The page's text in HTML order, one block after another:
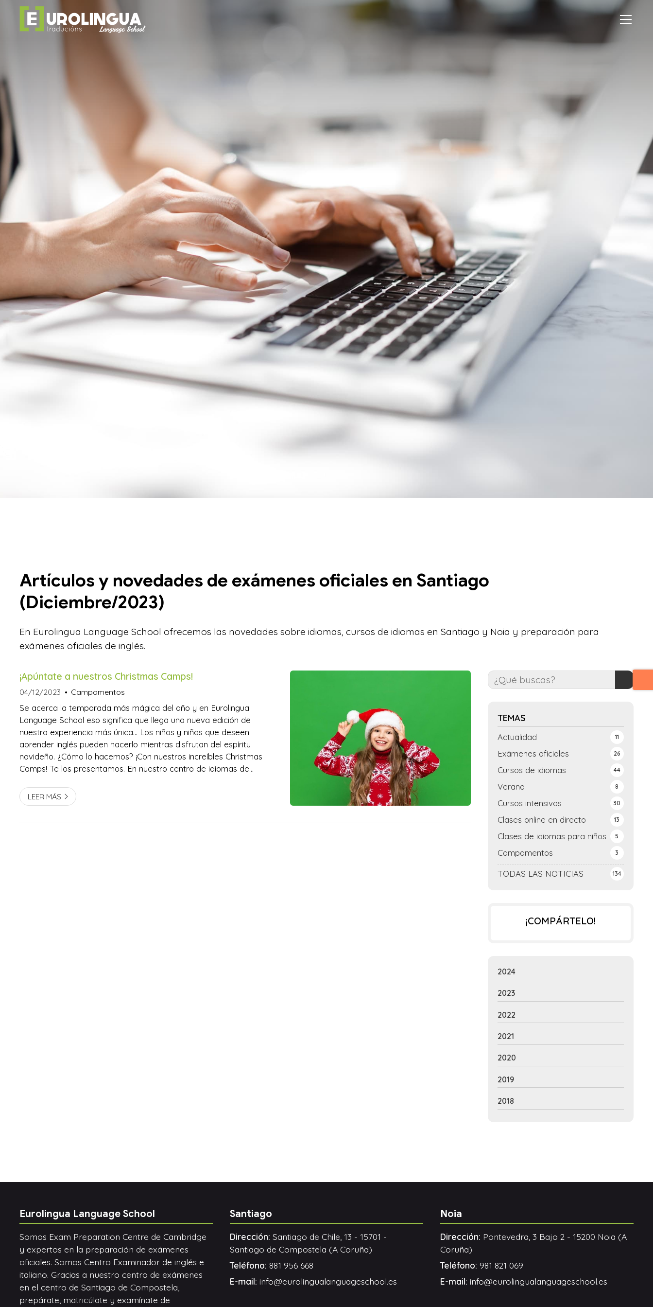
Artículos y novedades de exámenes oficiales en Santiago
(Diciembre/2023)
En Eurolingua Language School ofrecemos las novedades sobre idiomas, cursos de idiomas en Santiago y Noia y preparación para
exámenes oficiales de inglés.
TEMAS
TODAS LAS NOTICIAS 134
Actualidad 11
Exámenes oficiales 26
Cursos de idiomas 44
Verano 8
Cursos intensivos 30
Clases online en directo 13
Clases de idiomas para niños 5
Campamentos 3
¡Apúntate a nuestros Christmas Camps!
04/12/2023 Campamentos
Se acerca la temporada más mágica del año y en Eurolingua
Language School eso significa que llega una nueva edición de
nuestra experiencia más única... Los niños y niñas que deseen
aprender inglés pueden hacerlo mientras disfrutan del espíritu
navideño. ¿Cómo lo hacemos? ¡Con nuestros increíbles Christmas
Camps! Te los presentamos. En nuestro centro de idiomas de
de idiomas para niños con métodos personalizados que se adaptan
a ...
LEER MÁS
¡COMPÁRTELO!
2024
2023
2022
2021
2020
2019
2018
Eurolingua Language School
Somos Exam Preparation Centre de Cambridge
y expertos en la preparación de exámenes
oficiales. Somos Centro Examinador de inglés e
italiano. Gracias a nuestro centro de exámenes
en el centro de Santiago de Compostela,
prepárate, matricúlate y examínate de
Santiago
Dirección: Santiago de Chile, 13 - 15701 -
Santiago de Compostela (A Coruña)
Teléfono: 881 956 668
E-mail: info@eurolingualanguageschool.es
Noia
Dirección: Pontevedra, 3 Bajo 2 - 15200 Noia (A
Coruña)
Teléfono: 981 821 069
E-mail: info@eurolingualanguageschool.es